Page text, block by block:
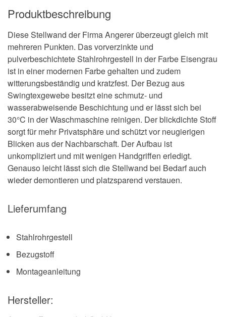
Produktbeschreibung
Diese Stellwand der Firma Angerer überzeugt gleich mit
mehreren Punkten. Das vorverzinkte und
pulverbeschichtete Stahlrohrgestell in der Farbe Eisengrau
ist in einer modernen Farbe gehalten und zudem
witterungsbeständig und kratzfest. Der Bezug aus
Swingtexgewebe besitzt eine schmutz- und
wasserabweisende Beschichtung und er lässt sich bei
30°C in der Waschmaschine reinigen. Der blickdichte Stoff
sorgt für mehr Privatsphäre und schützt vor neugierigen
Blicken aus der Nachbarschaft. Der Aufbau ist
unkompliziert und mit wenigen Handgriffen erledigt.
Genauso leicht lässt sich die Stellwand bei Bedarf auch
wieder demontieren und platzsparend verstauen.
Lieferumfang
Stahlrohrgestell
Bezugstoff
Montageanleitung
Hersteller: